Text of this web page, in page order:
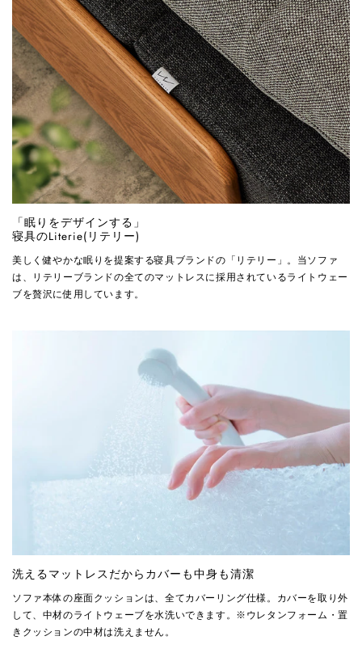
「眠りをデザインする」
寝具のLiterie(リテリー)
美しく健やかな眠りを提案する寝具ブランドの「リテリー」。当ソファ
は、リテリーブランドの全てのマットレスに採用されているライトウェー
ブを贅沢に使用しています。
洗えるマットレスだからカバーも中身も清潔
ソファ本体の座面クッションは、全てカバーリング仕様。カバーを取り外
して、中材のライトウェーブを水洗いできます。※ウレタンフォーム・置
きクッションの中材は洗えません。